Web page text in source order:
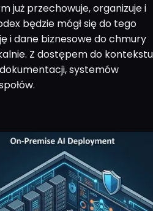
już przechowuje, organizuje i
będzie mógł się do tego
i dane biznesowe do chmury
Z dostępem do
systemów